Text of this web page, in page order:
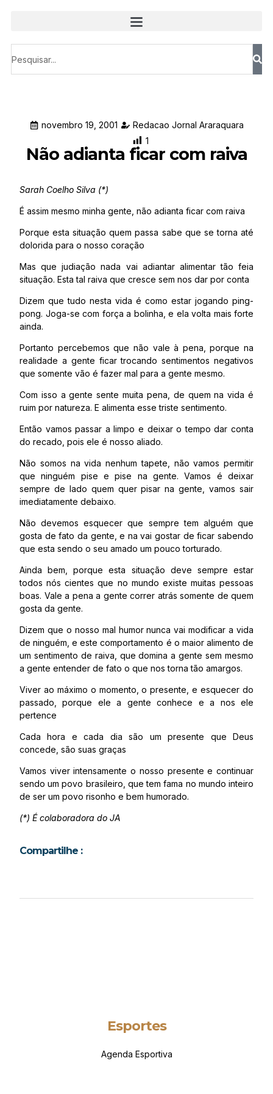
novembro 19, 2001
Redacao Jornal Araraquara
1
Não adianta ficar com raiva
Sarah Coelho Silva (*)
É assim mesmo minha gente, não adianta ficar com raiva
Porque esta situação quem passa sabe que se torna até
dolorida para o nosso coração
Mas que judiação nada vai adiantar alimentar tão feia
situação. Esta tal raiva que cresce sem nos dar por conta
Dizem que tudo nesta vida é como estar jogando ping-
pong. Joga-se com força a bolinha, e ela volta mais forte
ainda.
Portanto percebemos que não vale à pena, porque na
realidade a gente ficar trocando sentimentos negativos
que somente vão é fazer mal para a gente mesmo.
Com isso a gente sente muita pena, de quem na vida é
ruim por natureza. E alimenta esse triste sentimento.
Então vamos passar a limpo e deixar o tempo dar conta
do recado, pois ele é nosso aliado.
Não somos na vida nenhum tapete, não vamos permitir
que ninguém pise e pise na gente. Vamos é deixar
sempre de lado quem quer pisar na gente, vamos sair
imediatamente debaixo.
Não devemos esquecer que sempre tem alguém que
gosta de fato da gente, e na vai gostar de ficar sabendo
que esta sendo o seu amado um pouco torturado.
Ainda bem, porque esta situação deve sempre estar
todos nós cientes que no mundo existe muitas pessoas
boas. Vale a pena a gente correr atrás somente de quem
gosta da gente.
Dizem que o nosso mal humor nunca vai modificar a vida
de ninguém, e este comportamento é o maior alimento de
um sentimento de raiva, que domina a gente sem mesmo
a gente entender de fato o que nos torna tão amargos.
Viver ao máximo o momento, o presente, e esquecer do
passado, porque ele a gente conhece e a nos ele
pertence
Cada hora e cada dia são um presente que Deus
concede, são suas graças
Vamos viver intensamente o nosso presente e continuar
sendo um povo brasileiro, que tem fama no mundo inteiro
de ser um povo risonho e bem humorado.
(*) É colaboradora do JA
Compartilhe :
Esportes
Agenda Esportiva